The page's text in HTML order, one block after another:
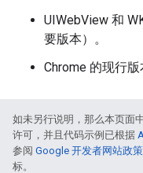
UIWebView 和
要版本）。
Chrome 的现行版
如未另行说明，那么本页面
许可，并且代码示例已根据
参阅 Google 开发者网站政策
标。